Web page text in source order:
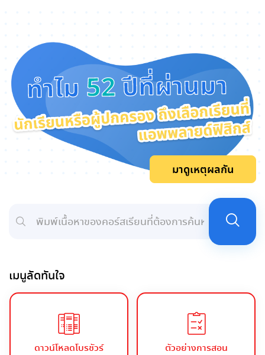
ทำไม 52ปีที่ผ่านมา
มาดูเหตุผลกัน
เมนูลัดทันใจ
ดาวน์โหลดโบรชัวร์ ตัวอย่างการสอน